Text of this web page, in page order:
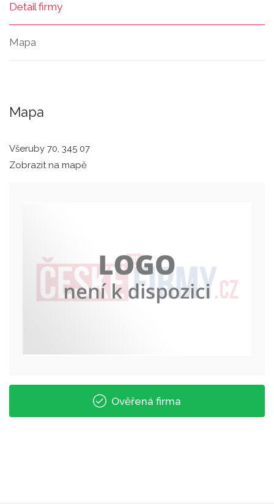
Detail firmy
Mapa
Mapa
Všeruby 70, 345 07
Zobrazit na mapě
Ověřená firma